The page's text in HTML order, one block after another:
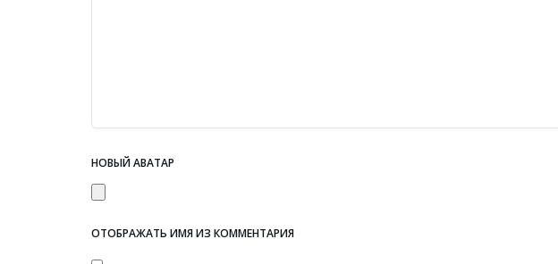
НОВЫЙ АВАТАР
ОТОБРАЖАТЬ ИМЯ ИЗ КОММЕНТАРИЯ